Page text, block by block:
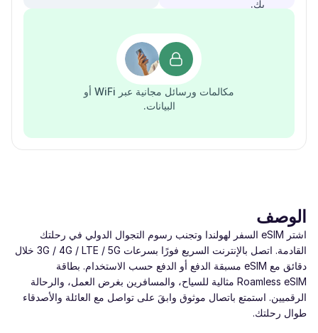
بك.
مكالمات ورسائل مجانية عبر WiFi أو
البيانات.
الوصف
اشتر eSIM السفر لهولندا وتجنب رسوم التجوال الدولي في رحلتك
القادمة. اتصل بالإنترنت السريع فورًا بسرعات ‎3G / 4G / LTE / 5G‎ خلال
دقائق مع eSIM مسبقة الدفع أو الدفع حسب الاستخدام. بطاقة
Roamless eSIM مثالية للسياح، والمسافرين بغرض العمل، والرحالة
الرقميين. استمتع باتصال موثوق وابقَ على تواصل مع العائلة والأصدقاء
طوال رحلتك.